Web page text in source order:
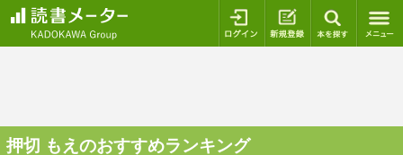
ログイン 新規登録
押切 もえのおすすめランキング